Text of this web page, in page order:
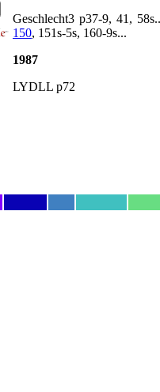
Geschlecht3 p37-9, 41,
150, 151s-5s, 160-9s...
1987
LYDLL p72